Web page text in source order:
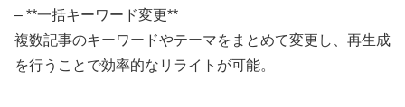
– **一括キーワード変更**
複数記事のキーワードやテーマをまとめて変更し、再生成
を行うことで効率的なリライトが可能。